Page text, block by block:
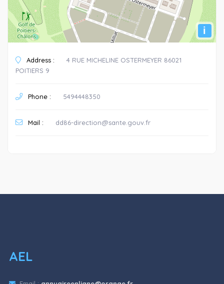
i
Address :
4 RUE MICHELINE OSTERMEYER 86021
POITIERS 9
Phone : 5494448350
Mail : dd86-direction@sante.gouv.fr
AEL